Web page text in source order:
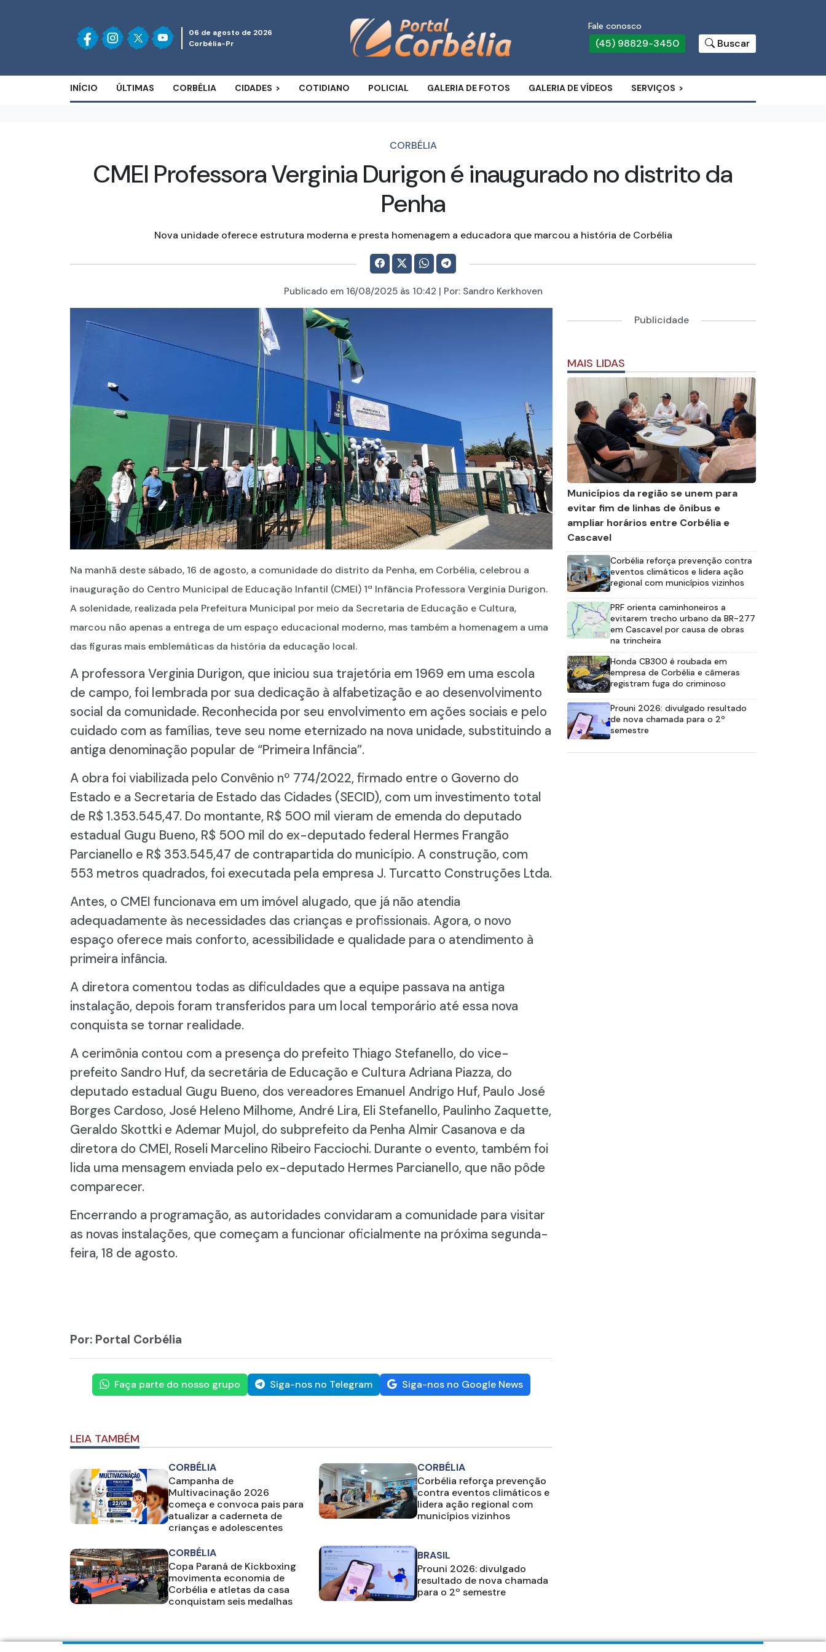
06 de agosto de 2026
Corbélia-Pr
Fale conosco
(45) 98829-3450 Buscar
INÍCIO ÚLTIMAS CORBÉLIA CIDADES COTIDIANO POLICIAL GALERIA DE FOTOS GALERIA DE VÍDEOS SERVIÇOS
CORBÉLIA
CMEI Professora Verginia Durigon é inaugurado no distrito da
Penha
Nova unidade oferece estrutura moderna e presta homenagem a educadora que marcou a história de Corbélia
Publicado em 16/08/2025às 10:42 | Por: Sandro Kerkhoven
Na manhã deste sábado, 16 de agosto, a comunidade do distrito da Penha, em Corbélia, celebrou a
inauguração do Centro Municipal de Educação Infantil (CMEI) 1ª Infância Professora Verginia Durigon.
A solenidade, realizada pela Prefeitura Municipal por meio da Secretaria de Educação e Cultura,
marcou não apenas a entrega de um espaço educacional moderno, mas também a homenagem a uma
das figuras mais emblemáticas da história da educação local.
A professora Verginia Durigon, que iniciou sua trajetória em 1969 em uma escola
de campo, foi lembrada por sua dedicação à alfabetização e ao desenvolvimento
social da comunidade. Reconhecida por seu envolvimento em ações sociais e pelo
cuidado com as famílias, teve seu nome eternizado na nova unidade, substituindo a
antiga denominação popular de “Primeira Infância”.
A obra foi viabilizada pelo Convênio nº 774/2022, firmado entre o Governo do
Estado e a Secretaria de Estado das Cidades (SECID), com um investimento total
de R$ 1.353.545,47. Do montante, R$ 500 mil vieram de emenda do deputado
estadual Gugu Bueno, R$ 500 mil do ex-deputado federal Hermes Frangão
Parcianello e R$ 353.545,47 de contrapartida do município. A construção, com
553 metros quadrados, foi executada pela empresa J. Turcatto Construções Ltda.
Antes, o CMEI funcionava em um imóvel alugado, que já não atendia
adequadamente às necessidades das crianças e profissionais. Agora, o novo
espaço oferece mais conforto, acessibilidade e qualidade para o atendimento à
primeira infância.
A diretora comentou todas as dificuldades que a equipe passava na antiga
instalação, depois foram transferidos para um local temporário até essa nova
conquista se tornar realidade.
A cerimônia contou com a presença do prefeito Thiago Stefanello, do vice-
prefeito Sandro Huf, da secretária de Educação e Cultura Adriana Piazza, do
deputado estadual Gugu Bueno, dos vereadores Emanuel Andrigo Huf, Paulo José
Borges Cardoso, José Heleno Milhome, André Lira, Eli Stefanello, Paulinho Zaquette,
Geraldo Skottki e Ademar Mujol, do subprefeito da Penha Almir Casanova e da
diretora do CMEI, Roseli Marcelino Ribeiro Facciochi. Durante o evento, também foi
lida uma mensagem enviada pelo ex-deputado Hermes Parcianello, que não pôde
comparecer.
Encerrando a programação, as autoridades convidaram a comunidade para visitar
as novas instalações, que começam a funcionar oficialmente na próxima segunda-
feira, 18 de agosto.
Por: Portal Corbélia
Faça parte do nosso grupo Siga-nos no Telegram Siga-nos no Google News
LEIA TAMBÉM
CORBÉLIA
Campanha de
Multivacinação 2026
começa e convoca pais para
atualizar a caderneta de
crianças e adolescentes
CORBÉLIA
Corbélia reforça prevenção
contra eventos climáticos e
lidera ação regional com
municípios vizinhos
CORBÉLIA
Copa Paraná de Kickboxing
movimenta economia de
Corbélia e atletas da casa
conquistam seis medalhas
BRASIL
Prouni 2026: divulgado
resultado de nova chamada
para o 2º semestre
Publicidade
MAIS LIDAS
Municípios da região se unem para
evitar fim de linhas de ônibus e
ampliar horários entre Corbélia e
Cascavel
Corbélia reforça prevenção contra
eventos climáticos e lidera ação
regional com municípios vizinhos
PRF orienta caminhoneiros a
evitarem trecho urbano da BR-277
em Cascavel por causa de obras
na trincheira
Honda CB300 é roubada em
empresa de Corbélia e câmeras
registram fuga do criminoso
Prouni 2026: divulgado resultado
de nova chamada para o 2º
semestre